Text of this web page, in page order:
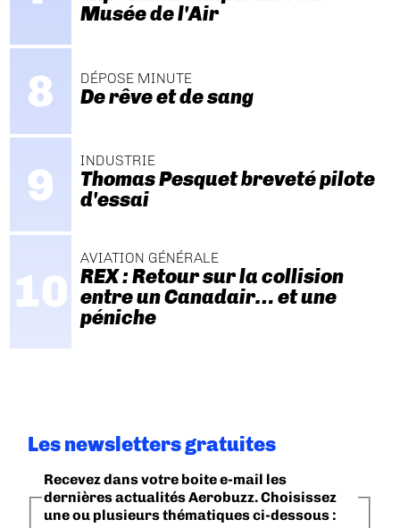
Musée de l'Air
DÉPOSE MINUTE
De rêve et de sang
INDUSTRIE
Thomas Pesquet breveté pilote
d'essai
AVIATION GÉNÉRALE
REX : Retour sur la collision
entre un Canadair… et une
péniche
Les newsletters gratuites
Recevez dans votre boite e-mail les
dernières actualités Aerobuzz. Choisissez
une ou plusieurs thématiques ci-dessous :